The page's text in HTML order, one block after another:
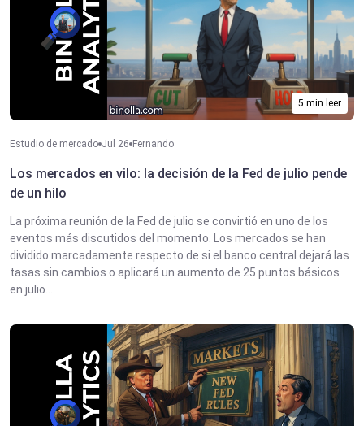
5 min leer
Estudio de mercado Jul 26 Fernando
Los mercados en vilo: la decisión de la Fed de julio pende
de un hilo
La próxima reunión de la Fed de julio se convirtió en uno de los
eventos más discutidos del momento. Los mercados se han
dividido marcadamente respecto de si el banco central dejará las
tasas sin cambios o aplicará un aumento de 25 puntos básicos
en julio....